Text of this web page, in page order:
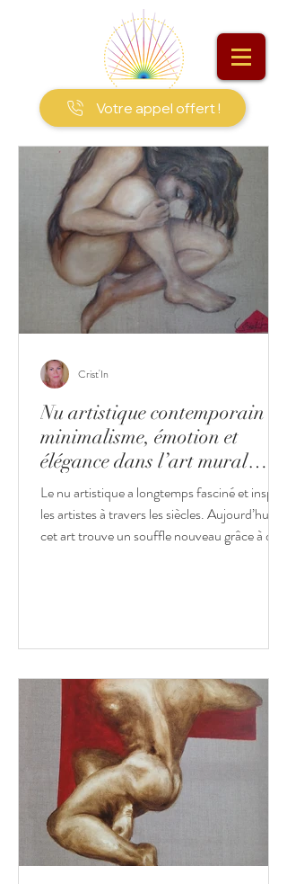
Votre appel offert !
Nu artistique contemporain :
minimalisme, émotion et
élégance dans l’art mural
français
Le nu artistique a longtemps fasciné et inspiré
les artistes à travers les siècles. Aujourd’hui,
cet art trouve un souffle nouveau grâce à des
sculptures délicates ou photographies
recherche d’esthétique, de minimalisme, de
lumière et d’émotion. Avec l'avènement de
Crist'In